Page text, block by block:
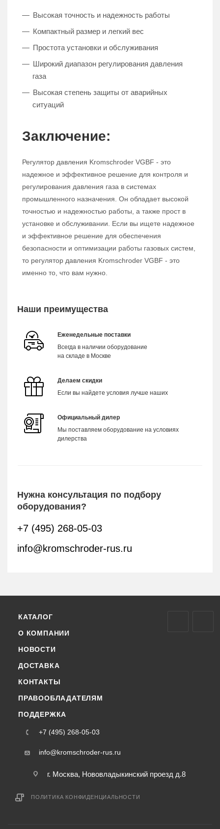
Высокая точность и надежность работы
Компактный размер и легкий вес
Простота установки и обслуживания
Широкий диапазон регулирования давления
газа
Высокая степень защиты от аварийных
ситуаций
Заключение:
Регулятор давления Kromschroder VGBF - это
надежное и эффективное решение для контроля и
регулирования давления газа в системах
промышленного назначения. Он обладает высокой
точностью и надежностью работы, а также прост в
установке и обслуживании. Если вы ищете надежное
и эффективное решение для обеспечения
безопасности и оптимизации работы газовых систем,
то регулятор давления Kromschroder VGBF - это
именно то, что вам нужно.
Наши преимущества
Еженедельные поставки
Всегда в наличии оборудование
на складе в Москве
Делаем скидки
Если вы найдете условия лучше наших
Официальный дилер
Мы поставляем оборудование на условиях
дилерства
Нужна консультация по подбору
оборудования?
+7 (495) 268-05-03
info@kromschroder-rus.ru
КАТАЛОГ
О КОМПАНИИ
НОВОСТИ
ДОСТАВКА
КОНТАКТЫ
ПРАВООБЛАДАТЕЛЯМ
ПОДДЕРЖКА
+7 (495) 268-05-03
info@kromschroder-rus.ru
г. Москва, Нововладыкинский проезд д.8
ПОЛИТИКА КОНФИДЕНЦИАЛЬНОСТИ